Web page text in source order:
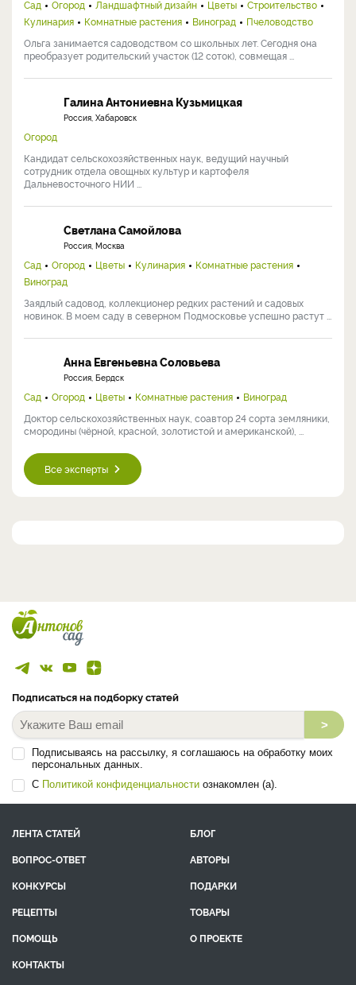
Сад Огород Ландшафтный дизайн Цветы
Строительство
Кулинария
Комнатные растения Виноград
Пчеловодство
Ольга занимается садоводством со школьных лет. Сегодня она
преобразует родительский участок (12 соток), совмещая ...
Галина Антониевна Кузьмицкая
Россия, Хабаровск
Огород
Кандидат сельскохозяйственных наук, ведущий научный
сотрудник отдела овощных культур и картофеля
Дальневосточного НИИ ...
Светлана Самойлова
Россия, Москва
Сад Огород Цветы Кулинария
Комнатные растения
Виноград
Заядлый садовод, коллекционер редких растений и садовых
новинок. В моем саду в северном Подмосковье успешно растут ...
Анна Евгеньевна Соловьева
Россия, Бердск
Сад Огород Цветы Комнатные растения
Виноград
Доктор сельскохозяйственных наук, соавтор 24 сорта земляники,
смородины (чёрной, красной, золотистой и американской), ...
Все эксперты
Подписаться на подборку статей
>
Подписываясь на рассылку, я соглашаюсь на обработку моих
персональных данных.
С Политикой конфиденциальности ознакомлен (а).
ЛЕНТА СТАТЕЙ
БЛОГ
ВОПРОС-ОТВЕТ
АВТОРЫ
КОНКУРСЫ
ПОДАРКИ
РЕЦЕПТЫ
ТОВАРЫ
ПОМОЩЬ
О ПРОЕКТЕ
КОНТАКТЫ